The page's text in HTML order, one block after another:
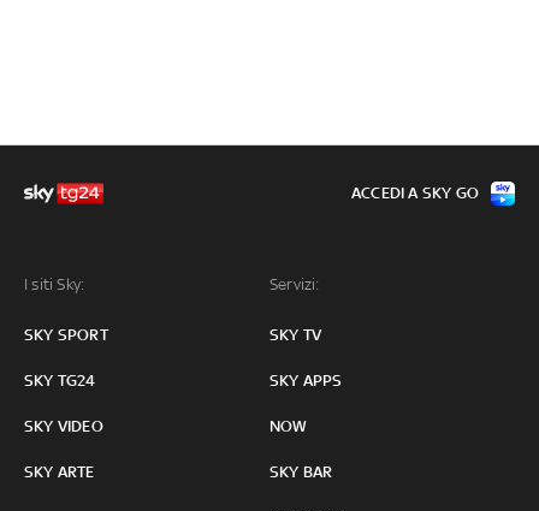
I siti Sky:
SKY SPORT
SKY TG24
SKY VIDEO
SKY ARTE
Servizi:
SKY TV
SKY APPS
NOW
SKY BAR
ACCEDI A SKY GO